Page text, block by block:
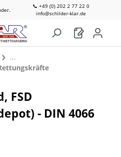
📞 +49 (0) 202 2 77 22 0
info@schilder-klar.de
FSD
- DIN 4066